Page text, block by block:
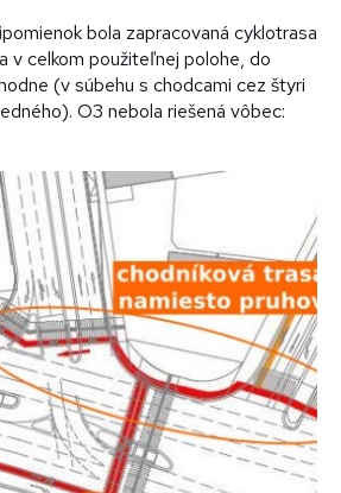
bola zapracovaná cyklotrasa
v celkom použiteľnej polohe, do
(v súbehu s chodcami cez štyri
O3 nebola riešená vôbec: